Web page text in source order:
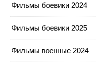
Фильмы боевики 2024
Фильмы боевики 2025
Фильмы военные 2024